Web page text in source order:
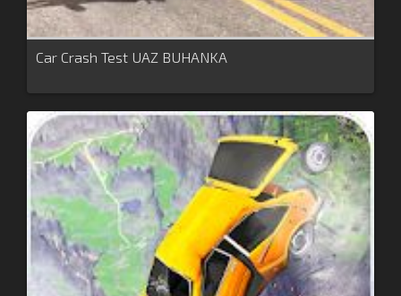
Car Crash Test UAZ BUHANKA